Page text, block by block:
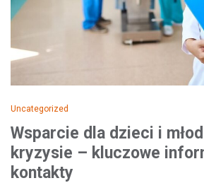
Uncategorized
Wsparcie dla dzieci i
kryzysie – kluczowe
kontakty